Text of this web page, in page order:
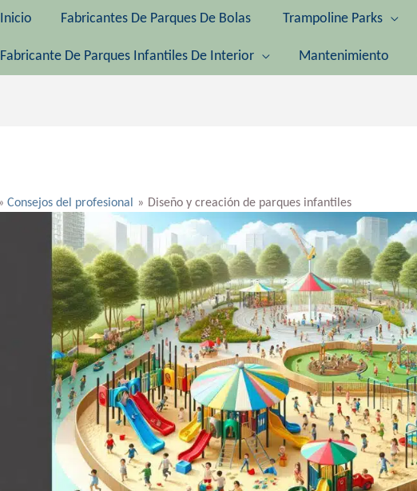
Inicio Fabricantes De Parques De Bolas Trampoline Parks
Fabricante De Parques Infantiles De Interior Mantenimiento
Consejos del profesional Diseño y creación de parques infantiles